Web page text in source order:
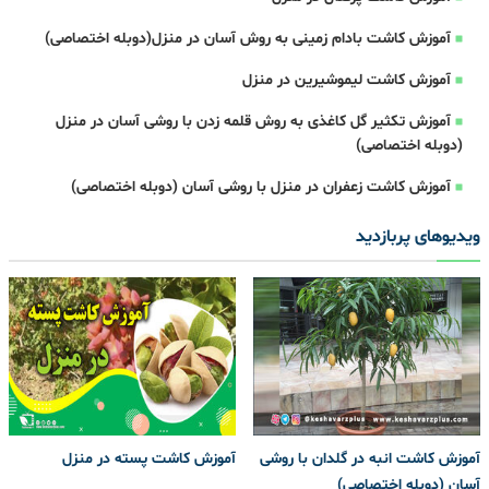
آموزش کاشت بادام زمینی به روش آسان در منزل(دوبله اختصاصی)
آموزش کاشت لیموشیرین در منزل
آموزش تکثیر گل کاغذی به روش قلمه زدن با روشی آسان در منزل
(دوبله اختصاصی)
آموزش کاشت زعفران در منزل با روشی آسان (دوبله اختصاصی)
ویدیوهای پربازدید
آموزش کاشت انبه در گلدان با روشی
آموزش کاشت پسته در منزل